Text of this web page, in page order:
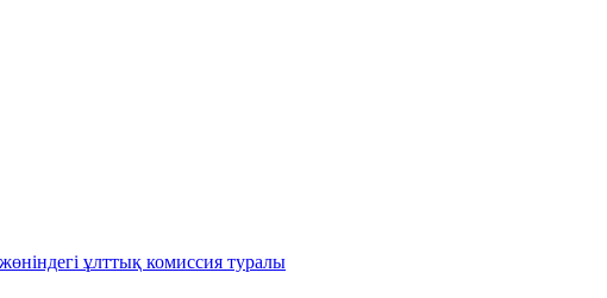
ұлттық комиссия туралы